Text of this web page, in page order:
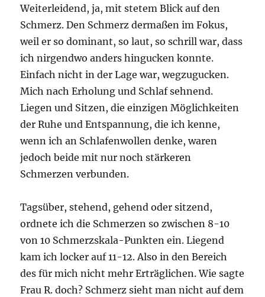
Weiterleidend, ja, mit stetem Blick auf den
Schmerz. Den Schmerz dermaßen im Fokus,
weil er so dominant, so laut, so schrill war, dass
ich nirgendwo anders hingucken konnte.
Einfach nicht in der Lage war, wegzugucken.
Mich nach Erholung und Schlaf sehnend.
Liegen und Sitzen, die einzigen Möglichkeiten
der Ruhe und Entspannung, die ich kenne,
wenn ich an Schlafenwollen denke, waren
jedoch beide mit nur noch stärkeren
Schmerzen verbunden.
Tagsüber, stehend, gehend oder sitzend,
ordnete ich die Schmerzen so zwischen 8-10
von 10 Schmerzskala-Punkten ein. Liegend
kam ich locker auf 11-12. Also in den Bereich
des für mich nicht mehr Erträglichen. Wie sagte
Frau R. doch? Schmerz sieht man nicht auf dem